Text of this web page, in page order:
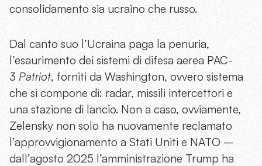
consolidamento sia ucraino che russo.
Dal canto suo l’Ucraina paga la penuria,
l’esaurimento dei sistemi di difesa aerea PAC-
3 Patriot, forniti da Washington, ovvero sistema
che si compone di: radar, missili intercettori e
una stazione di lancio. Non a caso, ovviamente,
Zelensky non solo ha nuovamente reclamato
l’approvvigionamento a Stati Uniti e NATO –
dall’agosto 2025 l’amministrazione Trump ha